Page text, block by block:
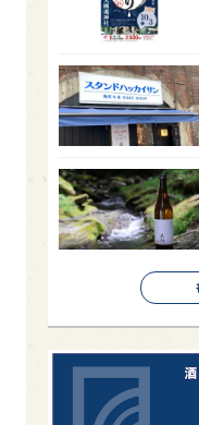
SAKEの時代を生きる
全蔵めぐり 1 シン
1 熊本県 1
イギリス 1 ノルウ
歌舞伎町 1 沖縄県
saketimes_image_4 1